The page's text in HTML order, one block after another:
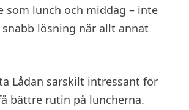
som lunch och middag – inte
lösning när allt annat
Lådan särskilt intressant för
bättre rutin på luncherna.